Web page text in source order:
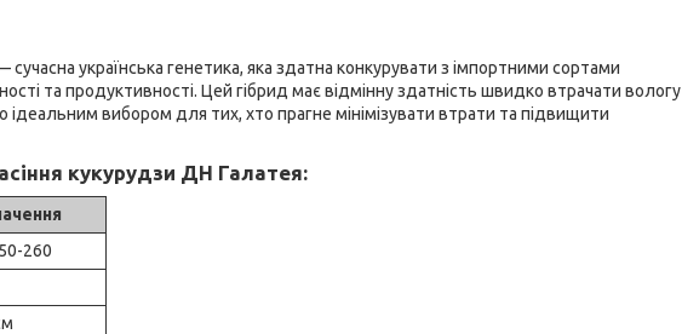
сучасна українська генетика, яка здатна конкурувати з імпортними сортами
та продуктивності. Цей гібрид має відмінну здатність швидко втрачати вологу
ідеальним вибором для тих, хто прагне мінімізувати втрати та підвищити
кукурудзи ДН Галатея:
260